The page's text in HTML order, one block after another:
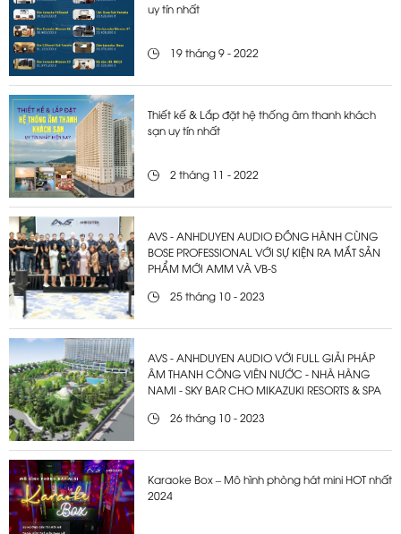
uy tín nhất
19 tháng 9 - 2022
Thiết kế & Lắp đặt hệ thống âm thanh khách
sạn uy tín nhất
2 tháng 11 - 2022
AVS - ANHDUYEN AUDIO ĐỒNG HÀNH CÙNG
BOSE PROFESSIONAL VỚI SỰ KIỆN RA MẮT SẢN
PHẨM MỚI AMM VÀ VB-S
25 tháng 10 - 2023
AVS - ANHDUYEN AUDIO VỚI FULL GIẢI PHÁP
ÂM THANH CÔNG VIÊN NƯỚC - NHÀ HÀNG
NAMI - SKY BAR CHO MIKAZUKI RESORTS & SPA
26 tháng 10 - 2023
Karaoke Box – Mô hình phòng hát mini HOT nhất
2024